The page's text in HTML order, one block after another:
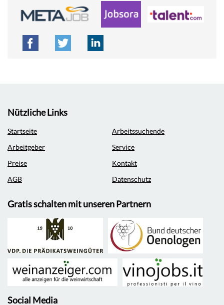
Nützliche Links
Startseite
Arbeitssuchende
Arbeitgeber
Service
Preise
Kontakt
AGB
Datenschutz
Gratis schalten mit unseren Partnern
Social Media